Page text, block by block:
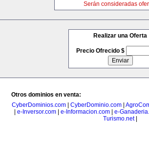
Serán consideradas
Realizar una Oferta
Precio Ofrecido $
Otros dominios en venta:
CyberDominios.com| CyberDominio.com|
e-Inversor.com| e-Informacion.com| e-
Turismo.net|